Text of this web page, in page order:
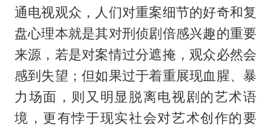
通电视观众，人们对重案细节的好奇和复
盘心理本就是其对刑侦剧倍感兴趣的重要
来源，若是对案情过分遮掩，观众必然会
感到失望；但如果过于着重展现血腥、暴
力场面，则又明显脱离电视剧的艺术语
境，更有悖于现实社会对艺术创作的要